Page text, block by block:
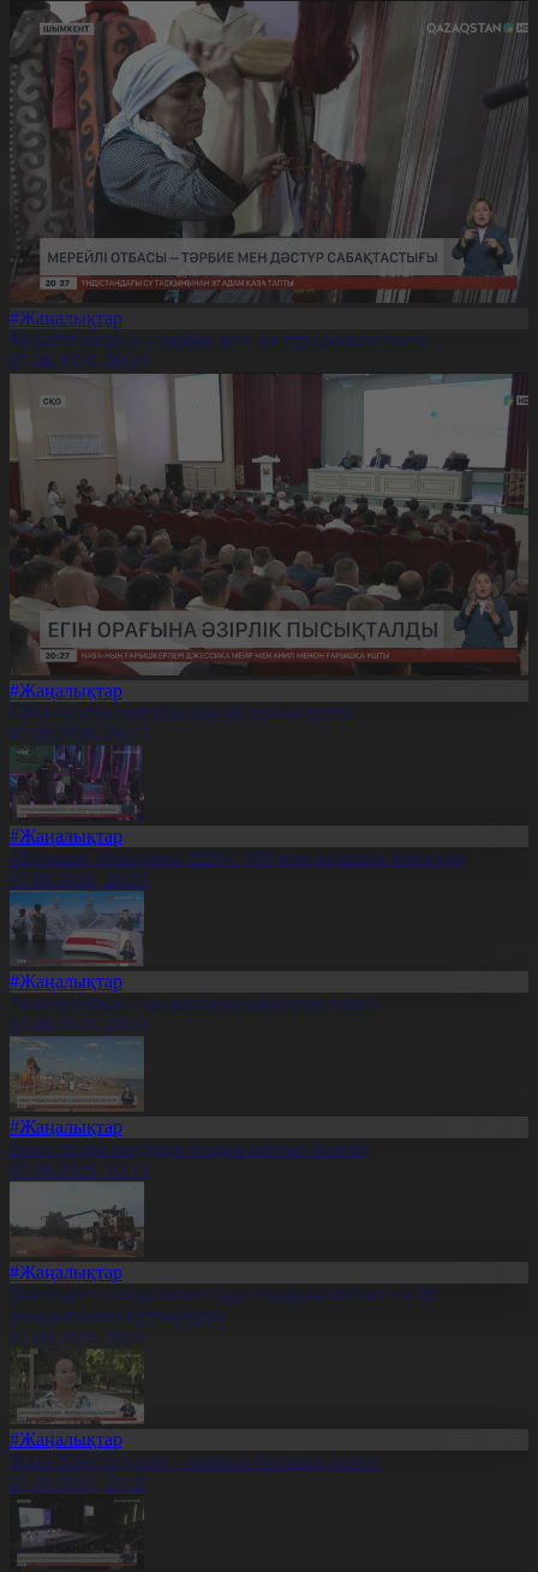
#Жаңалықтар
Мерейлі отбасы – тәрбие мен дәстүр сабақтастығы
07.08.2026, 20:19
#Жаңалықтар
СҚО-да егін орағына әзірлік пысықталды
07.08.2026, 20:17
#Жаңалықтар
«Болашақ ойындары-2026»: 180 млн қаралым жиналды
07.08.2026, 20:15
#Жаңалықтар
Ақкерегешың – ақ жартасқа қашалған тарих
07.08.2026, 20:14
#Жаңалықтар
Биыл тұзды көлдерде 6 адам қайтыс болған
07.08.2026, 20:13
#Жаңалықтар
Президент солтүстіктегі тұрғындарды облыстың 90
жылдығымен құттықтады
07.08.2026, 20:11
#Жаңалықтар
Жаңа Конституция – жарқын болашақ кепілі
07.08.2026, 20:11